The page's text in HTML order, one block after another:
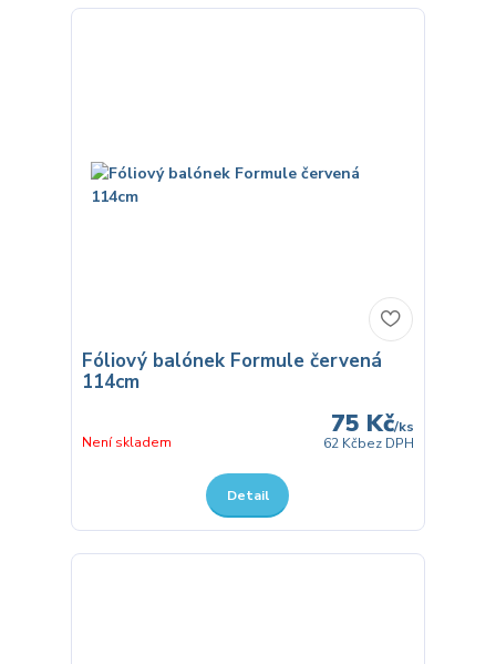
Fóliový balónek Formule červená
114cm
75 Kč/ks
62 Kčbez DPH
Není skladem
Detail